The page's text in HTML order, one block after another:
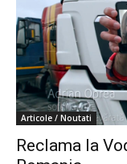
Articole / Noutati
Reclama la